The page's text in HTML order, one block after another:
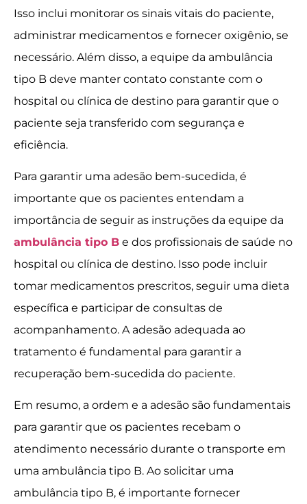
Isso inclui monitorar os sinais vitais do paciente,
administrar medicamentos e fornecer oxigênio, se
necessário. Além disso, a equipe da ambulância
tipo B deve manter contato constante com o
hospital ou clínica de destino para garantir que o
paciente seja transferido com segurança e
eficiência.
Para garantir uma adesão bem-sucedida, é
importante que os pacientes entendam a
importância de seguir as instruções da equipe da
ambulância tipo B e dos profissionais de saúde no
hospital ou clínica de destino. Isso pode incluir
tomar medicamentos prescritos, seguir uma dieta
específica e participar de consultas de
acompanhamento. A adesão adequada ao
tratamento é fundamental para garantir a
recuperação bem-sucedida do paciente.
Em resumo, a ordem e a adesão são fundamentais
para garantir que os pacientes recebam o
atendimento necessário durante o transporte em
uma ambulância tipo B. Ao solicitar uma
ambulância tipo B, é importante fornecer